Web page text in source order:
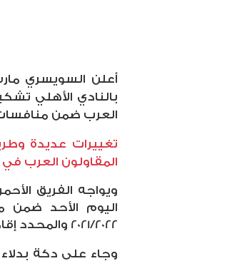
أعلن السويسري
بالنادي الأهلي
العرب ضمن
تغييرات عديدة
المقاولون العرب
ويواجه الفريق
اليوم الأحد
2021/2022 والمحدد إقامتها على ستاد السلام.
وجاء على دكة بدلاء